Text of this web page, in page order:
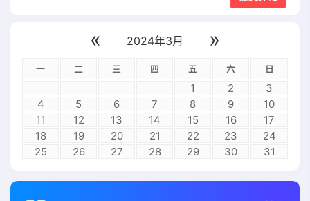
« 2024年3月 »
一 二 三 四 五 六 日
1 2
3
4
5 6 7 8 9
10
11
12 13 14 15 16
17
18
19 20 21 22 23
24
25
26 27 28 29 30 31